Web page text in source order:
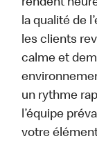
rendent
la qualité de
les clients
calme et
un rythme
l’équipe
votre